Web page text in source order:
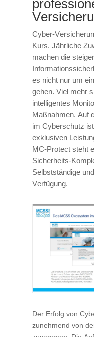
Cyber-
Kurs. Jährliche
machen die
es nicht nur um
gehen. Viel mehr
intelligentes
Maßnahmen. Auf
im Cyberschutz
exklusiven
MC-Protect steht
Sicherheits-
Selbstständige
Verfügung.
Der Erfolg von
zunehmend von